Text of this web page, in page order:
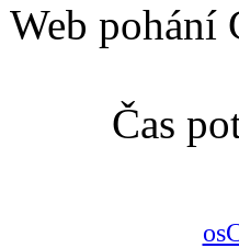
Web
Čas